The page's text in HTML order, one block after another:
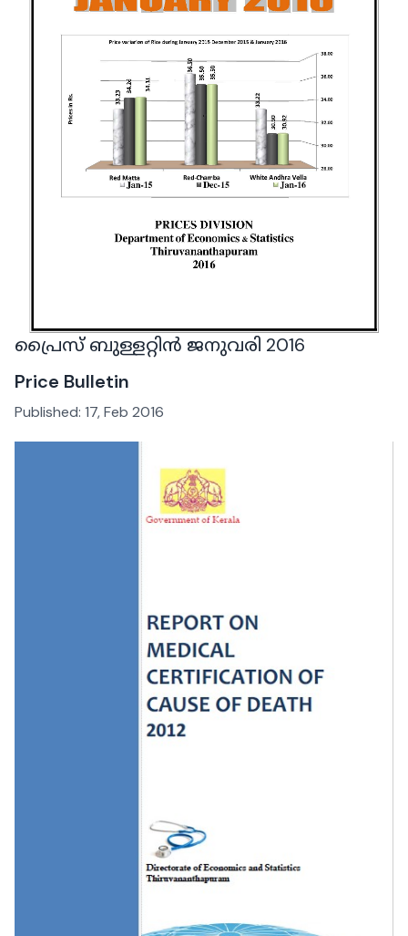
പ്രൈസ് ബുള്ളറ്റിൻ ജനുവരി 2016
Price Bulletin
Published: 17, Feb 2016